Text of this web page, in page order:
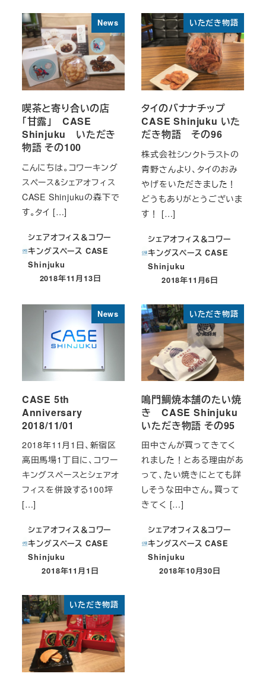
News
喫茶と寄り合いの店
「甘露」 CASE
Shinjuku いただき
物語 その100
こんにちは。コワーキング
スペース&シェアオフィス
CASE Shinjukuの森下で
す。タイ […]
シェアオフィス＆コワー
キングスペース CASE
Shinjuku
投稿日
2018年11月13日
いただき物語
タイのバナナチップ
CASE Shinjuku いた
だき物語 その96
株式会社シンクトラストの
青野さんより、タイのおみ
やげをいただきました！
どうもありがとうございま
す！ […]
シェアオフィス＆コワー
キングスペース CASE
Shinjuku
投稿日
2018年11月6日
News
CASE 5th
Anniversary
2018/11/01
2018年11月1日、新宿区
高田馬場1丁目に、コワー
キングスペースとシェアオ
フィスを併設する100坪
[…]
シェアオフィス＆コワー
キングスペース CASE
Shinjuku
投稿日
2018年11月1日
いただき物語
鳴門鯛焼本舗のたい焼
き CASE Shinjuku
いただき物語 その95
田中さんが買ってきてく
れました！とある理由があ
って、たい焼きにとても詳
しそうな田中さん。買って
きてく […]
シェアオフィス＆コワー
キングスペース CASE
Shinjuku
投稿日
2018年10月30日
いただき物語